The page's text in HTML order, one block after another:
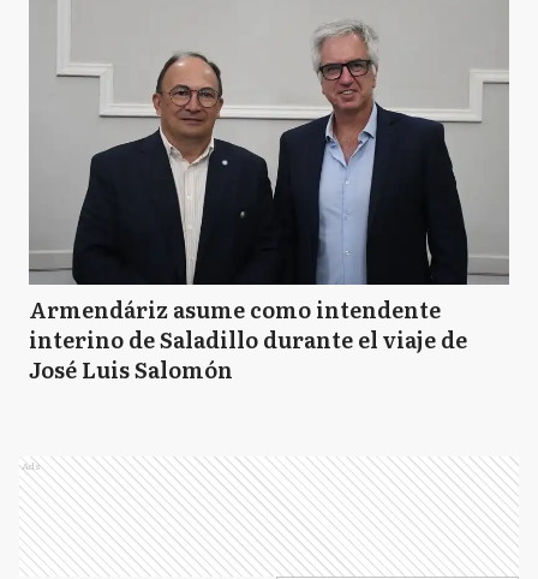
Armendáriz asume como intendente
interino de Saladillo durante el viaje de
José Luis Salomón
Ads